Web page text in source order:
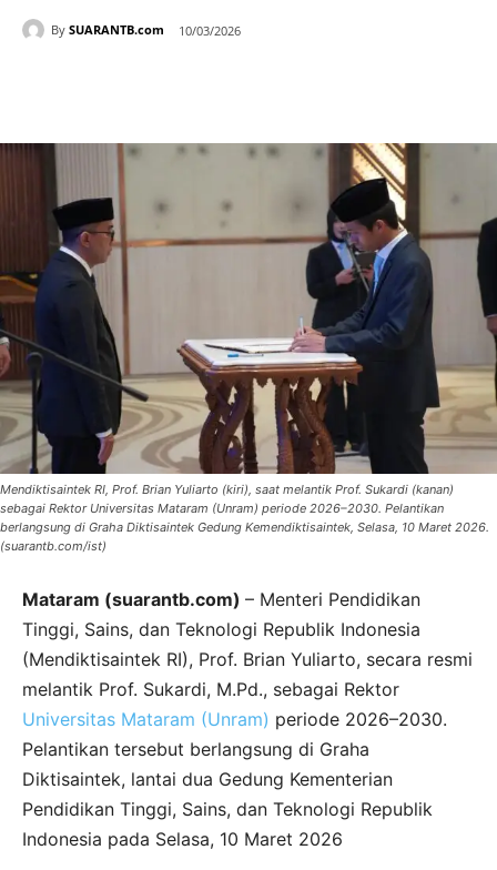
By SUARANTB.com 10/03/2026
Mendiktisaintek RI, Prof. Brian Yuliarto (kiri), saat melantik Prof. Sukardi (kanan)
sebagai Rektor Universitas Mataram (Unram) periode 2026–2030. Pelantikan
berlangsung di Graha Diktisaintek Gedung Kemendiktisaintek, Selasa, 10 Maret 2026.
(suarantb.com/ist)
Mataram (suarantb.com) – Menteri Pendidikan
Tinggi, Sains, dan Teknologi Republik Indonesia
(Mendiktisaintek RI), Prof. Brian Yuliarto, secara resmi
melantik Prof. Sukardi, M.Pd., sebagai Rektor
Universitas Mataram (Unram) periode 2026–2030.
Pelantikan tersebut berlangsung di Graha
Diktisaintek, lantai dua Gedung Kementerian
Pendidikan Tinggi, Sains, dan Teknologi Republik
Indonesia pada Selasa, 10 Maret 2026